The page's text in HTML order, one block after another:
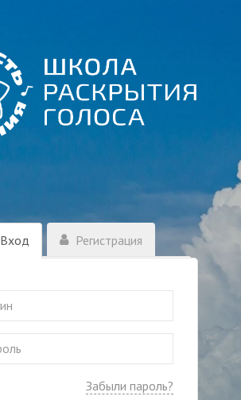
Вход Регистрация
Забыли пароль?